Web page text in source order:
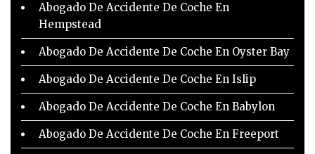
Abogado De Accidente De Coche En
Hempstead
Abogado De Accidente De Coche En Oyster Bay
Abogado De Accidente De Coche En Islip
Abogado De Accidente De Coche En Babylon
Abogado De Accidente De Coche En Freeport